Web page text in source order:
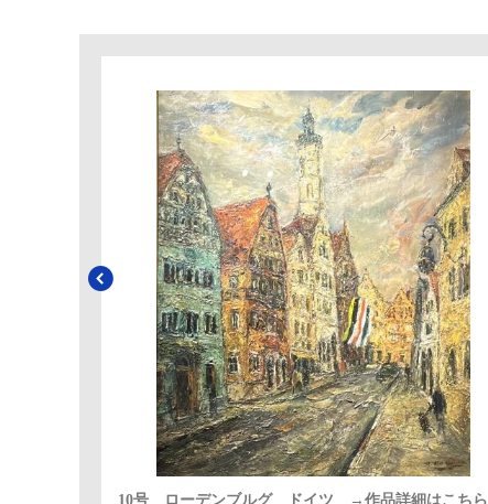
10号 ローデンブルグ ドイツ →作品詳細はこちら